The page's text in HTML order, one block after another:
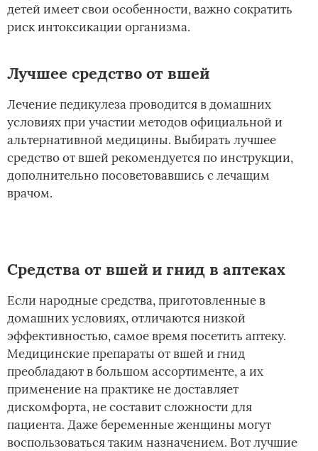
детей имеет свои особенности, важно сократить
риск интоксикации организма.
Лучшее средство от вшей
Лечение педикулеза проводится в домашних
условиях при участии методов официальной и
альтернативной медицины. Выбирать лучшее
средство от вшей рекомендуется по инструкции,
дополнительно посоветовавшись с лечащим
врачом.
Средства от вшей и гнид в аптеках
Если народные средства, приготовленные в
домашних условиях, отличаются низкой
эффективностью, самое время посетить аптеку.
Медицинские препараты от вшей и гнид
преобладают в большом ассортименте, а их
применение на практике не доставляет
дискомфорта, не составит сложности для
пациента. Даже беременные женщины могут
воспользоваться таким назначением. Вот лучшие